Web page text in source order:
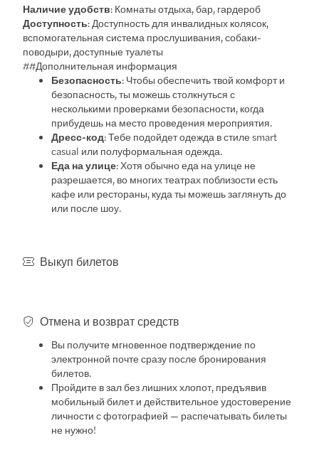
Наличие удобств: Комнаты отдыха, бар, гардероб
Доступность: Доступность для инвалидных колясок,
вспомогательная система прослушивания, собаки-
поводыри, доступные туалеты
##Дополнительная информация
Безопасность: Чтобы обеспечить твой комфорт и
безопасность, ты можешь столкнуться с
несколькими проверками безопасности, когда
прибудешь на место проведения мероприятия.
Дресс-код: Тебе подойдет одежда в стиле smart
casual или полуформальная одежда.
Еда на улице: Хотя обычно еда на улице не
разрешается, во многих театрах поблизости есть
кафе или рестораны, куда ты можешь заглянуть до
или после шоу.
Выкуп билетов
Отмена и возврат средств
Вы получите мгновенное подтверждение по
электронной почте сразу после бронирования
билетов.
Пройдите в зал без лишних хлопот, предъявив
мобильный билет и действительное удостоверение
личности с фотографией — распечатывать билеты
не нужно!